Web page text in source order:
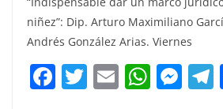
c
e
b
o
itt
er
ai
l
at
s
A
p
ss
e
n
g
niñez”: Dip. Arturo Maximiliano
Andrés González Arias. Viernes
F T E W M